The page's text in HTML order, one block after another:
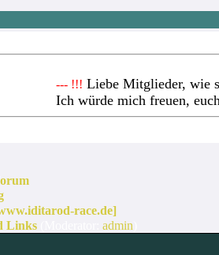
--- !!! Liebe Mitglieder, wie
Ich würde mich freuen,
race.de]
Links
admin